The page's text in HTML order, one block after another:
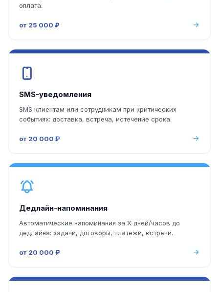
оплата.
от 25 000 ₽
SMS-уведомления
SMS клиентам или сотрудникам при критических
событиях: доставка, встреча, истечение срока.
от 20 000 ₽
Дедлайн-напоминания
Автоматические напоминания за X дней/часов до
дедлайна: задачи, договоры, платежи, встречи.
от 20 000 ₽